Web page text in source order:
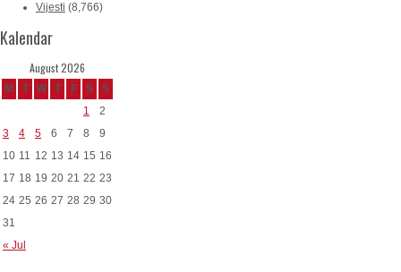
Vijesti (8,766)
Kalendar
August 2026
M T W T F S S
« Jul
1
2
3
4 5 6 7 8
9
10 11 12 13 14 15 16
17 18 19 20 21 22 23
24 25 26 27 28 29 30
31